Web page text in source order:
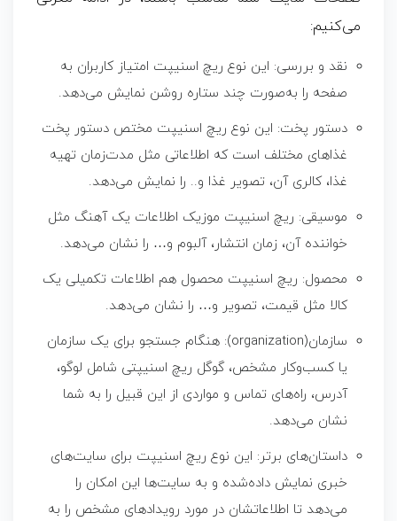
می‌کنیم:
نقد و بررسی: این نوع ریچ اسنیپت امتیاز کاربران به
صفحه را به‌صورت چند ستاره روشن نمایش می‌دهد.
دستور پخت: این نوع ریچ اسنیپت مختص دستور پخت
غذاهای مختلف است که اطلاعاتی مثل مدت‌زمان تهیه
غذا، کالری آن، تصویر غذا و.. را نمایش می‌دهد.
موسیقی: ریچ اسنیپت موزیک اطلاعات یک آهنگ مثل
خواننده آن، زمان انتشار، آلبوم و… را نشان می‌دهد.
محصول: ریچ اسنیپت محصول هم اطلاعات تکمیلی یک
کالا مثل قیمت، تصویر و… را نشان می‌دهد.
سازمان(organization): هنگام جستجو برای یک سازمان
یا کسب‌وکار مشخص، گوگل ریچ اسنیپتی شامل لوگو،
آدرس، راه‌های تماس و مواردی از این قبیل را به شما
نشان می‌دهد.
داستان‌های برتر: این نوع ریچ اسنیپت برای سایت‌های
خبری نمایش داده‌شده و به سایت‌ها این امکان را
می‌دهد تا اطلاعاتشان در مورد رویدادهای مشخص را به